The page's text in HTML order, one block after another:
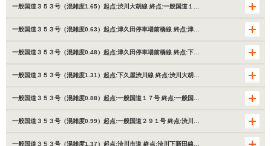
一般国道３５３号（混雑度1.65）起点:渋川大胡線 終点:一般国道１…
一般国道３５３号（混雑度0.63）起点:津久田停車場前橋線 終点:津…
一般国道３５３号（混雑度0.48）起点:津久田停車場前橋線 終点:下…
一般国道３５３号（混雑度1.31）起点:下久屋渋川線 終点:渋川大胡…
一般国道３５３号（混雑度0.88）起点:一般国道１７号 終点:一般国…
一般国道３５３号（混雑度0.99）起点:一般国道２９１号 終点:渋川…
一般国道３５３号（混雑度1.37）起点:渋川市道 終点:渋川下新田線…